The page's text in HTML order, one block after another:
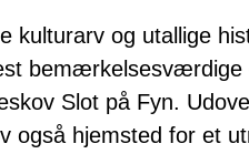
kulturarv og utallige
bemærkelsesværdige
Slot på Fyn.
også hjemsted for et